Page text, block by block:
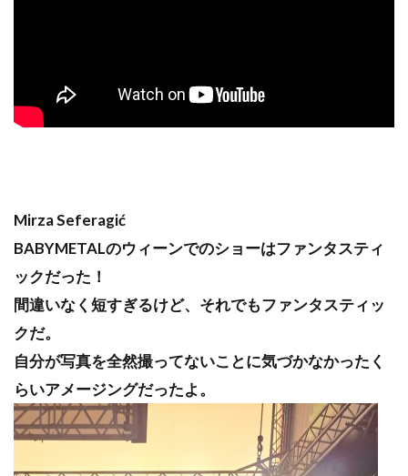
Mirza Seferagić
BABYMETALのウィーンでのショーはファンタスティ
ックだった！
間違いなく短すぎるけど、それでもファンタスティッ
クだ。
自分が写真を全然撮ってないことに気づかなかったく
らいアメージングだったよ。